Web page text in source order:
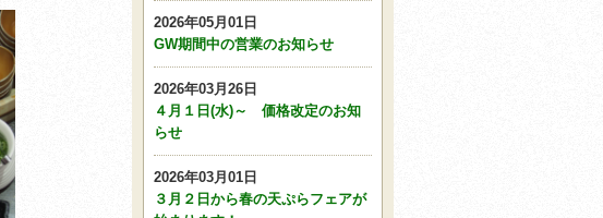
2026年05月01日
GW期間中の営業のお知らせ
2026年03月26日
４月１日(水)～ 価格改定のお知
らせ
2026年03月01日
３月２日から春の天ぷらフェアが